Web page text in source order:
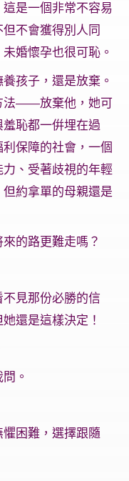
是一個非常不容易
不會獲得別人同
婚懷孕也很可恥。
孩子，還是放棄。
法——放棄他，她可
恥都一倂埋在過
保障的社會，一個
、受著歧視的年輕
約拿單的母親還是
的路更難走嗎？
見那份必勝的信
還是這樣決定！
。
懼困難，選擇跟隨